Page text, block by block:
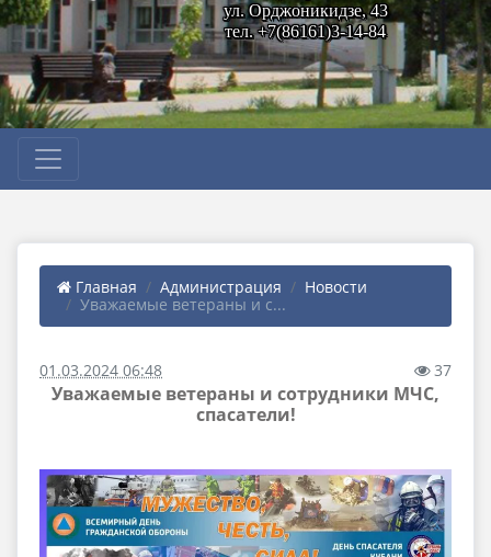
ул. Орджоникидзе, 43
тел. +7(86161)3-14-84
Главная Администрация
Новости
Уважаемые ветераны и с...
01.03.2024 06:48 37
Уважаемые ветераны и сотрудники МЧС,
спасатели!